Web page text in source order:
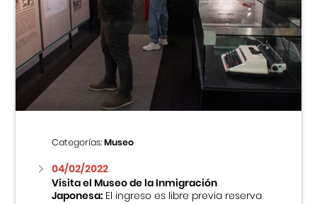
Categorías:Museo
04/02/2022
Visita el Museo de la Inmigración
Japonesa:El ingreso es libre previa reserva